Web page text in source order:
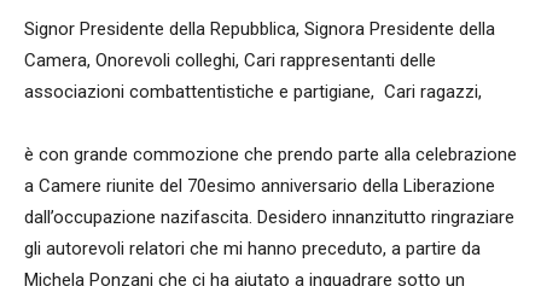
Signor Presidente della Repubblica, Signora Presidente della
Camera, Onorevoli colleghi, Cari rappresentanti delle
associazioni combattentistiche e partigiane, Cari ragazzi,
è con grande commozione che prendo parte alla celebrazione
a Camere riunite del 70esimo anniversario della Liberazione
dall’occupazione nazifascita. Desidero innanzitutto ringraziare
gli autorevoli relatori che mi hanno preceduto, a partire da
Michela Ponzani che ci ha aiutato a inquadrare sotto un